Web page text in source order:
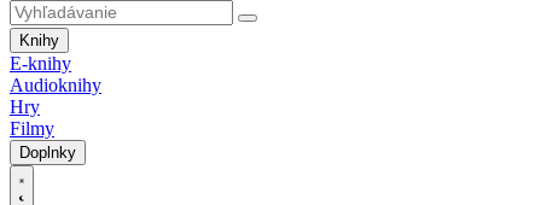
Knihy
E-knihy
Audioknihy
Hry
Filmy
Doplnky